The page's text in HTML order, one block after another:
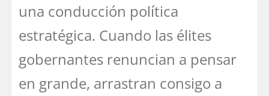
una conducción política
estratégica. Cuando las élites
gobernantes renuncian a pensar
en grande, arrastran consigo a